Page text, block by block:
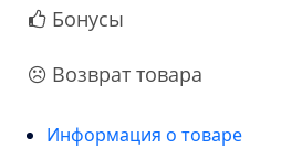
Бонусы
Возврат товара
Информация о товаре